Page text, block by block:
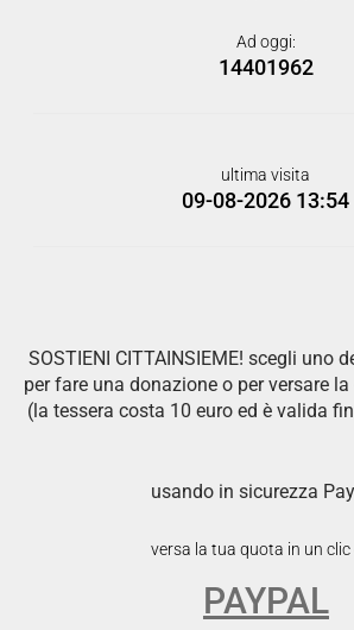
Ad oggi:
14401962
ultima visita
09-08-2026 13:54
SOSTIENI CITTAINSIEME! scegli uno
per fare una donazione o per versare
(la tessera costa 10 euro ed è valida
usando in sicurezza
versa la tua quota in un clic
PAYPAL